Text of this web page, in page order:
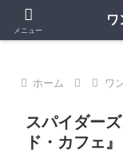
第1150話更新中｜ワ
ホーム ワ
スパイダー
ド・カフェ』
メニュー
ワ